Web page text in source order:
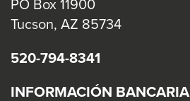
Tucson, AZ 85734
520-794-8341
INFORMACIÓN BANCARIA